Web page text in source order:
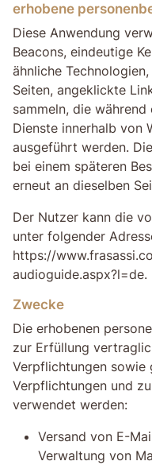
erhobene
Diese Anwendung
Beacons, eindeutige
ähnliche
Seiten, angeklickte
sammeln, die
Dienste innerhalb von
ausgeführt werden.
bei einem späteren
erneut an dieselben
Der Nutzer kann die
unter folgender
https://
audioguide.aspx?l=de.
Zwecke
Die erhobenen
zur Erfüllung
Verpflichtungen sowie
Verpflichtungen und
verwendet werden:
Versand von E-
Verwaltung von